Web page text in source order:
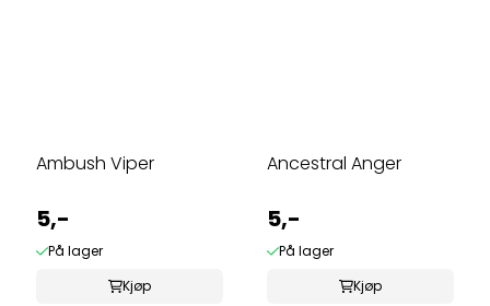
Ambush Viper
5,-
På lager
Kjøp
Ancestral Anger
5,-
På lager
Kjøp